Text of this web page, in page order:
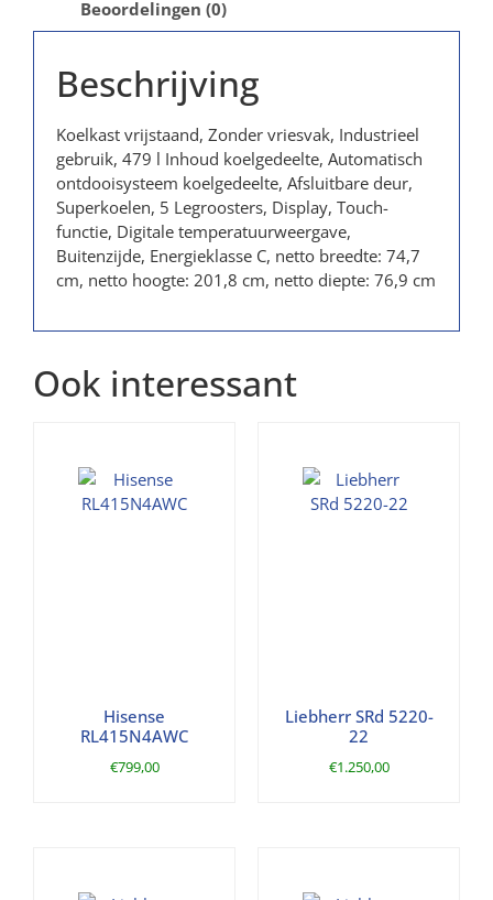
Beoordelingen (0)
Beschrijving
Koelkast vrijstaand, Zonder vriesvak, Industrieel
gebruik, 479 l Inhoud koelgedeelte, Automatisch
ontdooisysteem koelgedeelte, Afsluitbare deur,
Superkoelen, 5 Legroosters, Display, Touch-
functie, Digitale temperatuurweergave,
Buitenzijde, Energieklasse C, netto breedte: 74,7
cm, netto hoogte: 201,8 cm, netto diepte: 76,9 cm
Ook interessant
Hisense
RL415N4AWC
€799,00
Liebherr SRd 5220-
22
€1.250,00